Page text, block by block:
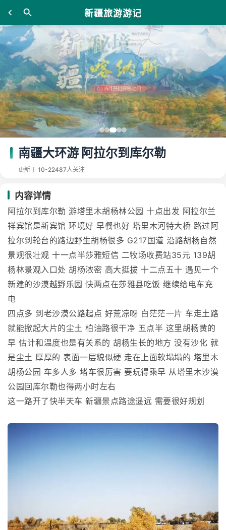
新疆旅游游记
南疆大环游 阿拉尔到库尔勒
更新于 10-22487人关注
内容详情
阿拉尔到库尔勒 游塔里木胡杨林公园 十点出发 阿拉尔兰
祥宾馆是新宾馆 环境好 早餐也好 塔里木河特大桥 路过阿
拉尔到轮台的路边野生胡杨很多 G217国道 沿路胡杨自然
景观很壮观 十一点半莎雅短信 二牧场收费站35元 139胡
杨林景观入口处 胡杨浓密 高大挺拔 十二点五十 遇见一个
新建的沙漠越野乐园 快两点在莎雅县吃饭 继续给电车充
电
四点多 到老沙漠公路起点 好荒凉呀 白茫茫一片 车走土路
就能掀起大片的尘土 柏油路很干净 五点半 这里胡杨黄的
早 估计和温度也是有关系的 胡杨生长的地方 没有沙化 就
是尘土 厚厚的 表面一层貌似硬 走在上面软塌塌的 塔里木
胡杨公园 车多人多 堵车很厉害 要玩得乘早 从塔里木沙漠
公园回库尔勒也得两小时左右
这一路开了快半天车 新疆景点路途遥远 需要很好规划